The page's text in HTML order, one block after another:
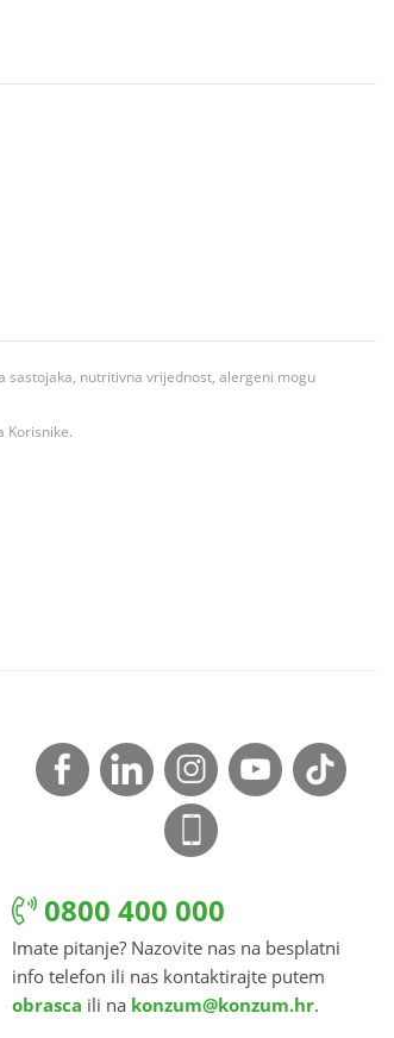
sastojaka, nutritivna vrijednost, alergeni mogu
Korisnike.
0800 400 000
Imate pitanje? Nazovite nas na besplatni
info telefon ili nas kontaktirajte putem
obrasca ili na konzum@konzum.hr.